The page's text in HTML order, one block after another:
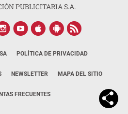
PUBLICITARIA S.A.
POLÍTICA DE PRIVACIDAD
NEWSLETTER MAPA DEL SITIO
FRECUENTES